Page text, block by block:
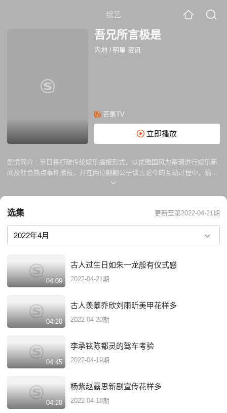
综艺
吾兄所言极是
内地 / 明星 资讯
芒果TV
立即播放
剧情简介 : 节目将打破传统娱乐播报形式，以优雅国风为基调进行娱乐新
闻及社会热点事件播报，并在两位翩翩公子谈古论今的互动过程中，输出
选集 更新至第2022-04-21期
04:09
古人过生日如朱一龙般有仪式感
2022-04-21期
04:28
古人羡慕乔欣刘雨昕美甲花样多
2022-04-20期
04:45
李承铉陈都灵的驾车考验
2022-04-19期
04:28
杨紫赵露思新剧宣传花样多
2022-04-18期